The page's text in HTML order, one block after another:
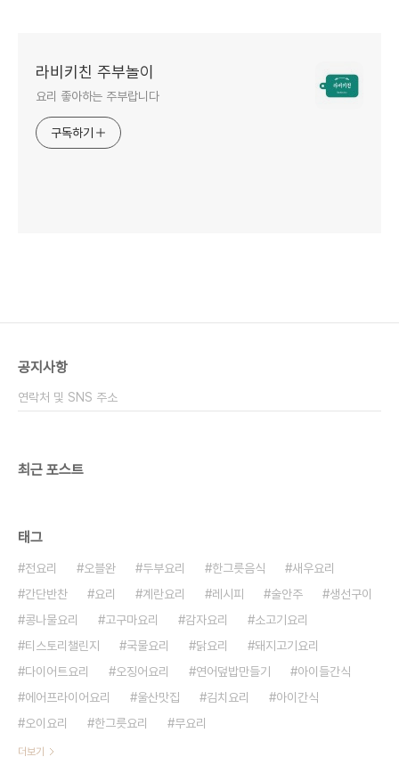
라비키친 주부놀이
요리 좋아하는 주부랍니다
구독하기
공지사항
연락처 및 SNS 주소
최근 포스트
태그
전요리 오블완 두부요리 한그릇음식
새우요리
간단반찬
요리 계란요리 레시피 술안주
생선구이
콩나물요리
고구마요리 감자요리
소고기요리
티스토리챌린지
국물요리 닭요리
돼지고기요리
다이어트요리
오징어요리 연어덮밥만들기
아이들간식
에어프라이어요리
울산맛집 김치요리
아이간식
오이요리
한그릇요리 무요리
더보기